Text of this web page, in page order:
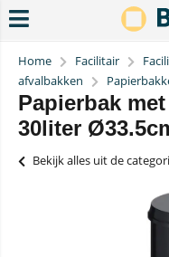
Home Facilitair
afvalbakken
Papierbak
30liter
Bekijk alles uit de